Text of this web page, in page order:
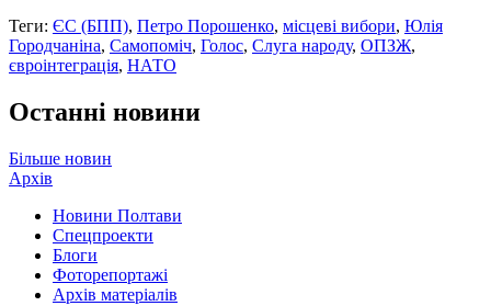
Теги: ЄС (БПП), Петро Порошенко, місцеві вибори, Юлія
Городчаніна, Самопоміч, Голос, Слуга народу, ОПЗЖ,
євроінтеграція, НАТО
Останні новини
Більше новин
Архів
Новини Полтави
Спецпроекти
Блоги
Фоторепортажі
Архів матеріалів